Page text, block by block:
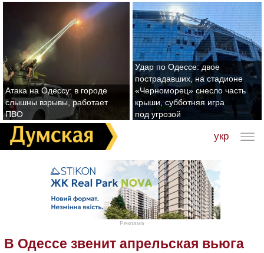
Атака на Одессу: в городе
слышны взрывы, работает
ПВО
Удар по Одессе: двое
пострадавших, на стадионе
«Черноморец» снесло часть
крыши, субботняя игра
под угрозой
укр
Реклама
В Одессе звенит апрельская вьюга